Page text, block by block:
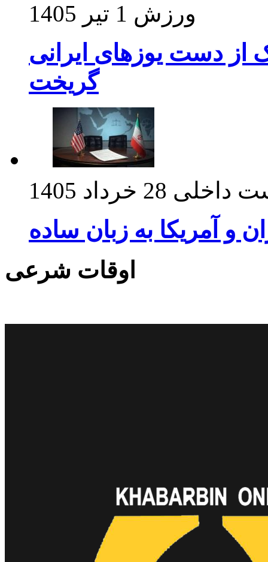
ورزش 1 تیر 1405
از دست یوزهای ایرانی
گریخت
داخلی 28 خرداد 1405
و آمریکا به زبان ساده
اوقات شرعی